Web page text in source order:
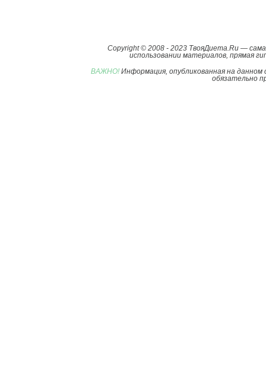
Copyright © 2008 - 2023 ТвояДиета.Ru —
использовании материалов, прямая
ВАЖНО! Информация, опубликованная на
обязательно